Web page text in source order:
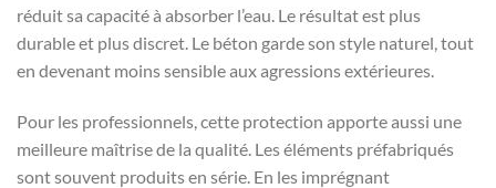
réduit sa capacité à absorber l’eau. Le résultat est plus
durable et plus discret. Le béton garde son style naturel, tout
en devenant moins sensible aux agressions extérieures.
Pour les professionnels, cette protection apporte aussi une
meilleure maîtrise de la qualité. Les éléments préfabriqués
sont souvent produits en série. En les imprégnant